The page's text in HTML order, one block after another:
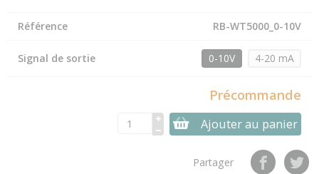
Référence RB-WT5000_0-10V
Signal de sortie 0-10V 4-20 mA
Précommande
Ajouter au panier
Partager